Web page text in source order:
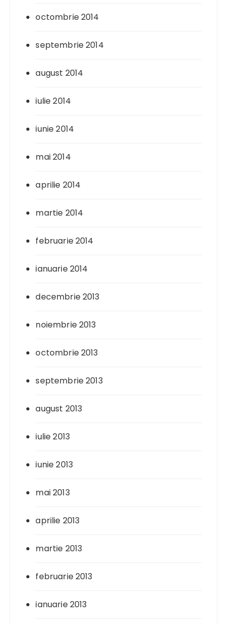
octombrie 2014
septembrie 2014
august 2014
iulie 2014
iunie 2014
mai 2014
aprilie 2014
martie 2014
februarie 2014
ianuarie 2014
decembrie 2013
noiembrie 2013
octombrie 2013
septembrie 2013
august 2013
iulie 2013
iunie 2013
mai 2013
aprilie 2013
martie 2013
februarie 2013
ianuarie 2013